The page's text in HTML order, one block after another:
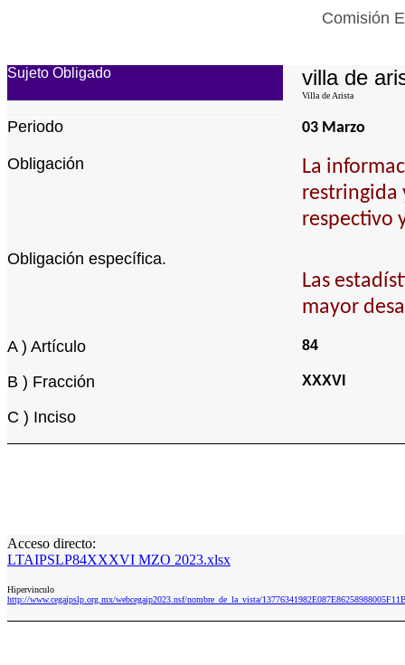
Comisión
Sujeto Obligado villa de
Villa de Arista
Periodo 03 Marzo
Obligación
La
restringida
respectivo
Obligación específica.
Las
mayor
A ) Artículo 84
B ) Fracción XXXVI
C ) Inciso
Acceso directo:
LTAIPSLP84XXXVI MZO 2023.xlsx
Hipervinculo
http://www.cegaipslp.org.mx/webcegaip2023.nsf/nombre_de_la_vista/